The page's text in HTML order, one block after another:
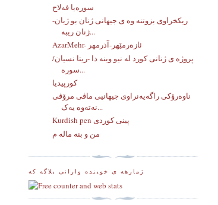
سورەیا فەلاح
ریکخراوی بزوتنه وه ی جیهانی ژنان بو ژیان-
ژنان ریبه...
AzarMehr- ئازەرمێهر-آذرمهر
پروژه ی ژنانی کورد له نیو وینه دا -ریتا نسیان/
سوره...
کورپیدیا
ناوەرۆکی راگەیەنراوی جیهانیی ماڤی مرۆڤی
نەتەوە یەک...
Kurdish pen پینی کوردی
من و بنه ماله م
ژمارهه ی خوینده وارانی بلاگه که